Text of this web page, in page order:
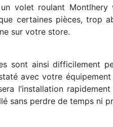
volet roulant
certaines pièces, trop
sur votre store.
sont ainsi difficilement
avec votre
l’installation
sans perdre de temps ni